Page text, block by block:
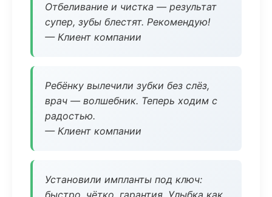
Отбеливание и чистка — результат
супер, зубы блестят. Рекомендую!
— Клиент компании
Ребёнку вылечили зубки без слёз,
врач — волшебник. Теперь ходим с
радостью.
— Клиент компании
Установили импланты под ключ:
быстро, чётко, гарантия. Улыбка как